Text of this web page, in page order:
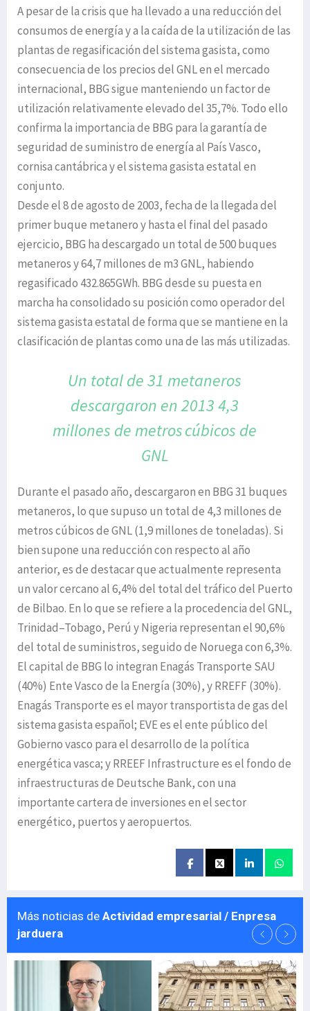
A pesar de la crisis que ha llevado a una reducción del
consumos de energía y a la caída de la utilización de las
plantas de regasificación del sistema gasista, como
consecuencia de los precios del GNL en el mercado
internacional, BBG sigue manteniendo un factor de
utilización relativamente elevado del 35,7%. Todo ello
confirma la importancia de BBG para la garantía de
seguridad de suministro de energía al País Vasco,
cornisa cantábrica y el sistema gasista estatal en
conjunto.
Desde el 8 de agosto de 2003, fecha de la llegada del
primer buque metanero y hasta el final del pasado
ejercicio, BBG ha descargado un total de 500 buques
metaneros y 64,7 millones de m3 GNL, habiendo
regasificado 432.865GWh. BBG desde su puesta en
marcha ha consolidado su posición como operador del
sistema gasista estatal de forma que se mantiene en la
clasificación de plantas como una de las más utilizadas.
Un total de 31 metaneros
descargaron en 20134,3
millones de metroscúbicos de
GNL
Durante el pasado año, descargaron en BBG 31 buques
metaneros, lo que supuso un total de 4,3 millones de
metros cúbicos de GNL (1,9 millones de toneladas). Si
bien supone una reducción con respecto al año
anterior, es de destacar que actualmente representa
un valor cercano al 6,4% del total del tráfico del Puerto
de Bilbao. En lo que se refiere a la procedencia del GNL,
Trinidad–Tobago, Perú y Nigeria representan el 90,6%
del total de suministros, seguido de Noruega con 6,3%.
El capital de BBG lo integran Enagás Transporte SAU
(40%) Ente Vasco de la Energía (30%), y RREFF (30%).
Enagás Transporte es el mayor transportista de gas del
sistema gasista español; EVE es el ente público del
Gobierno vasco para el desarrollo de la política
energética vasca; y RREEF Infrastructure es el fondo de
infraestructuras de Deutsche Bank, con una
importante cartera de inversiones en el sector
energético, puertos y aeropuertos.
Más noticias de Actividad empresarial / Enpresa
jarduera